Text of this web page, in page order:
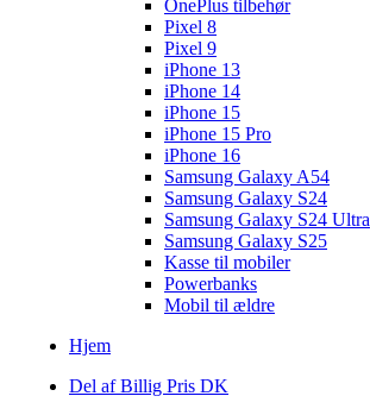
OnePlus tilbehør
Pixel 8
Pixel 9
iPhone 13
iPhone 14
iPhone 15
iPhone 15 Pro
iPhone 16
Samsung Galaxy A54
Samsung Galaxy S24
Samsung Galaxy S24 Ultra
Samsung Galaxy S25
Kasse til mobiler
Powerbanks
Mobil til ældre
Hjem
Del af Billig Pris DK